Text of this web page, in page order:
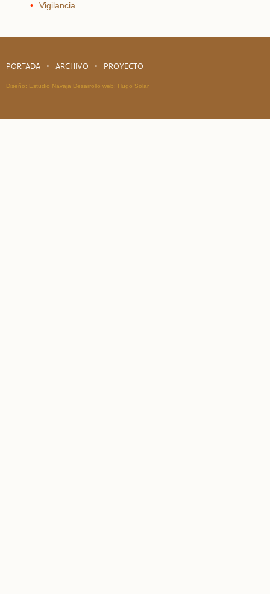
Vigilancia
PORTADA ARCHIVO PROYECTO
Diseño: Estudio Navaja Desarrollo web: Hugo Solar